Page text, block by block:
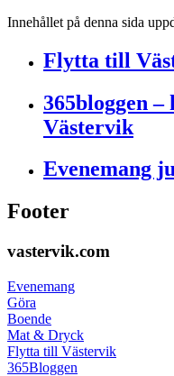
Innehållet på denna sida
Flytta till
365bloggen
Västervik
Evenemang
Footer
vastervik.com
Evenemang
Göra
Boende
Mat & Dryck
Flytta till Västervik
365Bloggen